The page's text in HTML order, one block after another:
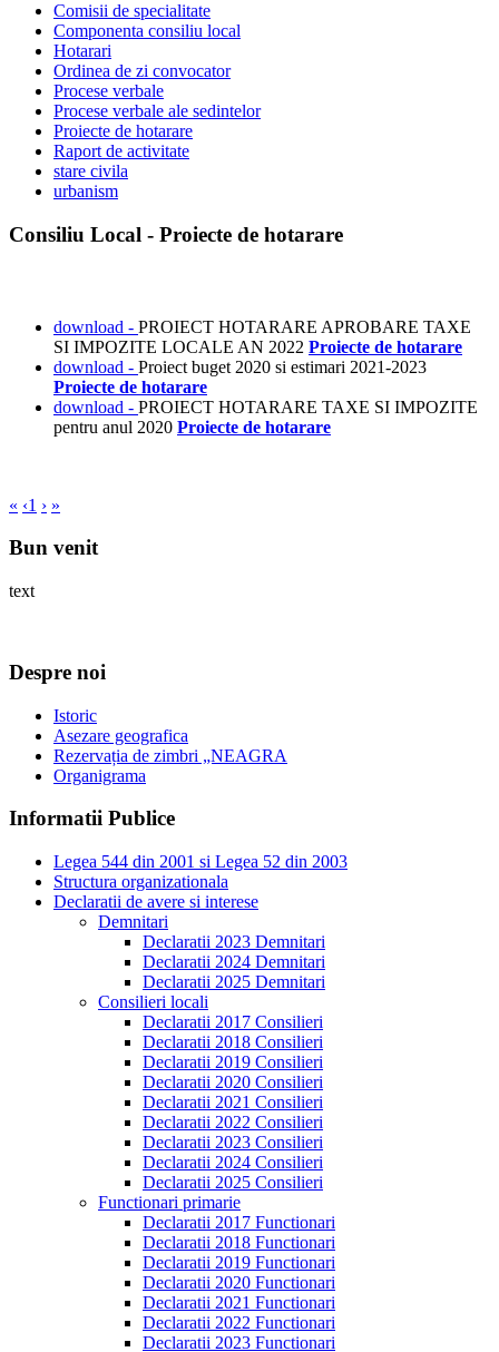
Comisii de specialitate
Componenta consiliu local
Hotarari
Ordinea de zi convocator
Procese verbale
Procese verbale ale sedintelor
Proiecte de hotarare
Raport de activitate
stare civila
urbanism
Consiliu Local - Proiecte de hotarare
download - PROIECT HOTARARE APROBARE TAXE
SI IMPOZITE LOCALE AN 2022 Proiecte de hotarare
download - Proiect buget 2020 si estimari 2021-2023
Proiecte de hotarare
download - PROIECT HOTARARE TAXE SI IMPOZITE
pentru anul 2020 Proiecte de hotarare
« ‹1 › »
Bun venit
text
Despre noi
Istoric
Asezare geografica
Rezervația de zimbri „NEAGRA
Organigrama
Informatii Publice
Legea 544 din 2001 si Legea 52 din 2003
Structura organizationala
Declaratii de avere si interese
Demnitari
Declaratii 2023 Demnitari
Declaratii 2024 Demnitari
Declaratii 2025 Demnitari
Consilieri locali
Declaratii 2017 Consilieri
Declaratii 2018 Consilieri
Declaratii 2019 Consilieri
Declaratii 2020 Consilieri
Declaratii 2021 Consilieri
Declaratii 2022 Consilieri
Declaratii 2023 Consilieri
Declaratii 2024 Consilieri
Declaratii 2025 Consilieri
Functionari primarie
Declaratii 2017 Functionari
Declaratii 2018 Functionari
Declaratii 2019 Functionari
Declaratii 2020 Functionari
Declaratii 2021 Functionari
Declaratii 2022 Functionari
Declaratii 2023 Functionari